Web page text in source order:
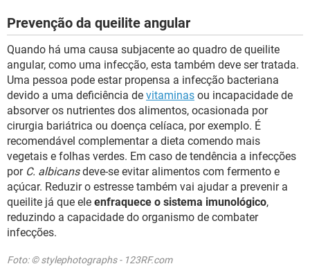
Prevenção da queilite angular
Quando há uma causa subjacente ao quadro de queilite
angular, como uma infecção, esta também deve ser tratada.
Uma pessoa pode estar propensa a infecção bacteriana
devido a uma deficiência de vitaminas ou incapacidade de
absorver os nutrientes dos alimentos, ocasionada por
cirurgia bariátrica ou doença celíaca, por exemplo. É
recomendável complementar a dieta comendo mais
vegetais e folhas verdes. Em caso de tendência a infecções
por C. albicansdeve-se evitar alimentos com fermento e
açúcar. Reduzir o estresse também vai ajudar a prevenir a
queilite já que ele enfraquece o sistema imunológico,
reduzindo a capacidade do organismo de combater
infecções.
Foto: © stylephotographs - 123RF.com